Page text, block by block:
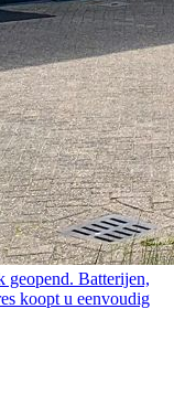
geopend. Batterijen,
koopt u eenvoudig